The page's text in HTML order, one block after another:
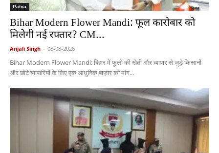
Patna
Bihar Modern Flower Mandi: फूल कारोबार को
मिलेगी नई रफ्तार? CM...
Anjali Singh - 08-08-2026
Bihar Modern Flower Mandi: बिहार में फूलों की खेती और व्यापार से जुड़े किसानों
और छोटे व्यापारियों के लिए एक आधुनिक बाज़ार की मांग...